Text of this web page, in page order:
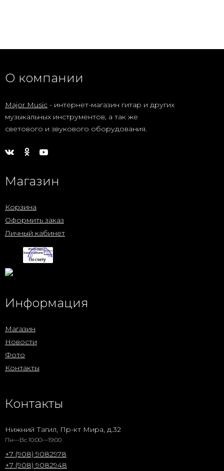
О компании
Major Music - интернет-магазин гитар и других
музыкальных инструментов, а так же
светового и звукового оборудования.
Магазин
Корзина
Оформить заказ
Личный кабинет
Информация
Магазин
Новости
Фото
Контакты
Контакты
Нижний Тагил, Пр-кт Мира, д.32
Пн—Вс 10:00—19:00
+7 (908) 9082978
+7 (908) 9082948